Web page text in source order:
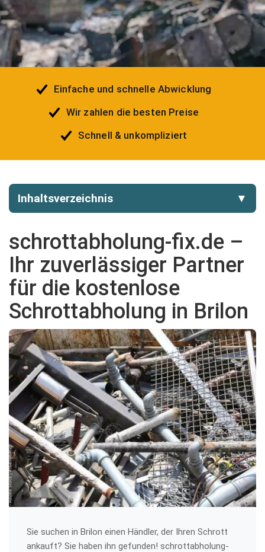
Einfache und schnelle Abwicklung
Wir zahlen die besten Preise
Schnell & unkompliziert
Inhaltsverzeichnis ▼
schrottabholung-fix.de –
Ihr zuverlässiger Partner
für die kostenlose
Schrottabholung in Brilon
Sie suchen in Brilon einen Händler, der Ihren Schrott
ankauft? Sie haben ihn gefunden! schrottabholung-